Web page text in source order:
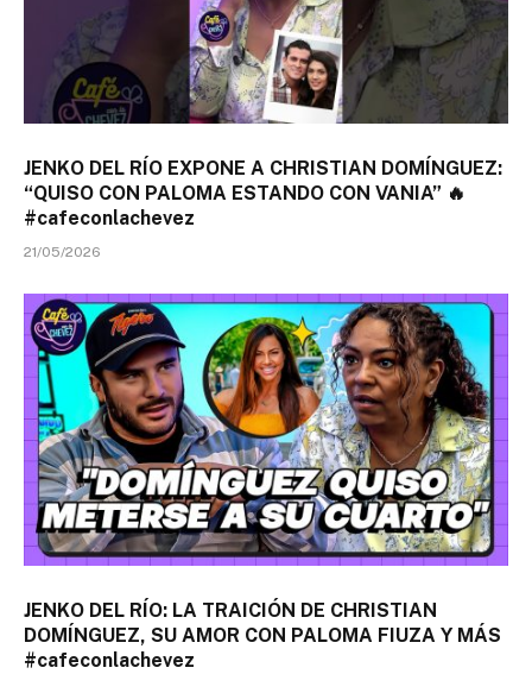
JENKO DEL RÍO EXPONE A CHRISTIAN DOMÍNGUEZ:
“QUISO CON PALOMA ESTANDO CON VANIA” 🔥
#cafeconlachevez
21/05/2026
JENKO DEL RÍO: LA TRAICIÓN DE CHRISTIAN
DOMÍNGUEZ, SU AMOR CON PALOMA FIUZA Y MÁS
#cafeconlachevez